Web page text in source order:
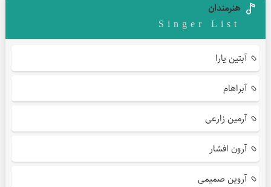
هنرمندان
Singer List
آبتین یارا
آبراهام
آرمین زارعی
آرون افشار
آروین صمیمی